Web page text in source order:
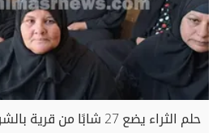
حلم الثراء يضع 27 شابًا من